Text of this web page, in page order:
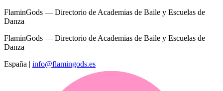
FlaminGods — Directorio de Academias de Baile y Escuelas de
Danza
FlaminGods — Directorio de Academias de Baile y Escuelas de
Danza
España | info@flamingods.es